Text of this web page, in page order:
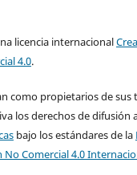
licencia internacional
4.0.
como propietarios de sus
los derechos de difusión
bajo los estándares de la
Comercial 4.0